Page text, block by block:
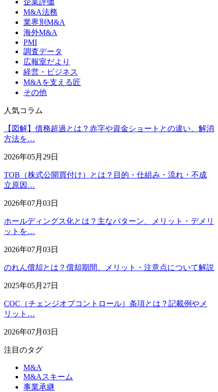
企業評価
M&A法務
業界別M&A
海外M&A
PMI
調査データ
広報室だより
経営・ビジネス
M&Aを支える匠
その他
人気コラム
【図解】債務超過とは？赤字や資金ショートとの違い、解消
方法を…
2026年05月29日
TOB（株式公開買付け）とは？目的・仕組み・流れ・不成
立原因…
2026年07月03日
ホールディングス化とは？主なパターン、メリット・デメリ
ットを…
2026年07月03日
のれん償却とは？償却期間、メリット・注意点について解説
2025年05月27日
COC（チェンジオブコントロール）条項とは？記載例やメ
リット…
2026年07月03日
注目のタグ
M&A
M&Aスキーム
事業承継